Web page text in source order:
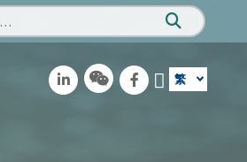
繁